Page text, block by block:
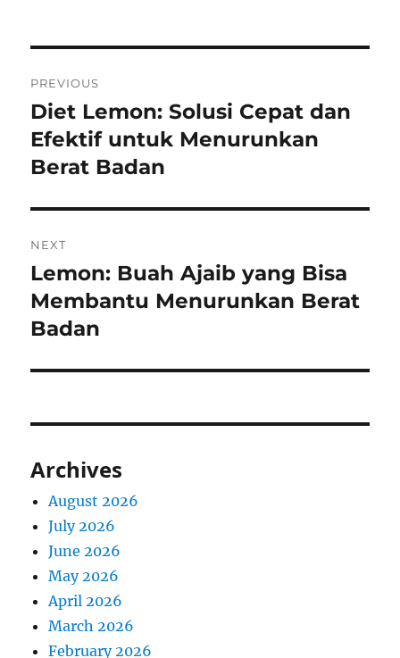
navigation
PREVIOUS
Previous
post:
Diet Lemon: Solusi Cepat dan
Efektif untuk Menurunkan
Berat Badan
NEXT
Next
post:
Lemon: Buah Ajaib yang Bisa
Membantu Menurunkan Berat
Badan
Archives
August 2026
July 2026
June 2026
May 2026
April 2026
March 2026
February 2026